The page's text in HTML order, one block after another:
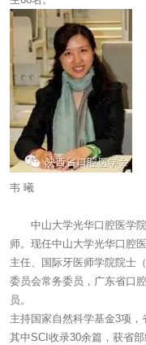
韦 曦
中山大学光华口腔医学院
师。现任中山大学光华口腔
主任、国际牙医师学院院士
委员会常务委员，广东省口
员。
主持国家自然科学基金3项，
其中SCI收录30余篇，获省